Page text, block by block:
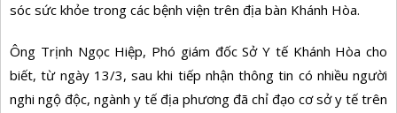
sóc sức khỏe trong các bệnh viện trên địa bàn Khánh Hòa.
Ông Trịnh Ngọc Hiệp, Phó giám đốc Sở Y tế Khánh Hòa cho
biết, từ ngày 13/3, sau khi tiếp nhận thông tin có nhiều người
nghi ngộ độc, ngành y tế địa phương đã chỉ đạo cơ sở y tế trên